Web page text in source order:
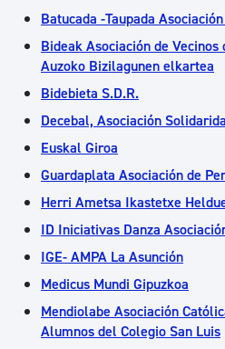
Batucada -Taupada
Bideak Asociación de
Auzoko Bizilagunen elkartea
Bidebieta S.D.R.
Decebal, Asociación
Euskal Giroa
Guardaplata Asociación de
Herri Ametsa Ikastetxe
ID Iniciativas Danza
IGE- AMPA La Asunción
Medicus Mundi Gipuzkoa
Mendiolabe Asociación
Alumnos del Colegio San Luis